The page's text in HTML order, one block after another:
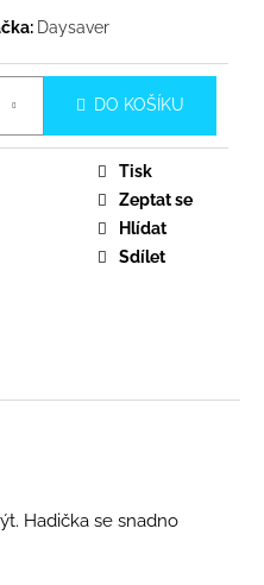
Daysaver
DO KOŠÍKU
Tisk
Zeptat se
Hlídat
Sdílet
Hadička se snadno